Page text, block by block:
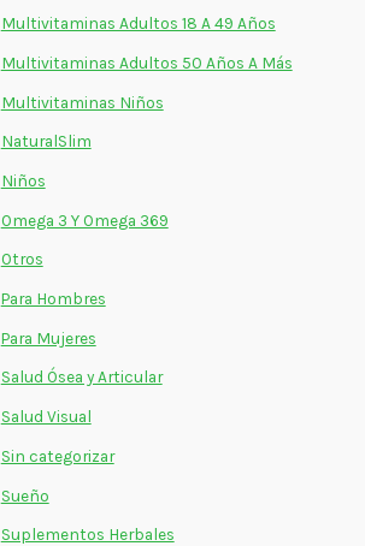
Multivitaminas Adultos 18 A 49 Años
Multivitaminas Adultos 50 Años A Más
Multivitaminas Niños
NaturalSlim
Niños
Omega 3 Y Omega 369
Otros
Para Hombres
Para Mujeres
Salud Ósea y Articular
Salud Visual
Sin categorizar
Sueño
Suplementos Herbales